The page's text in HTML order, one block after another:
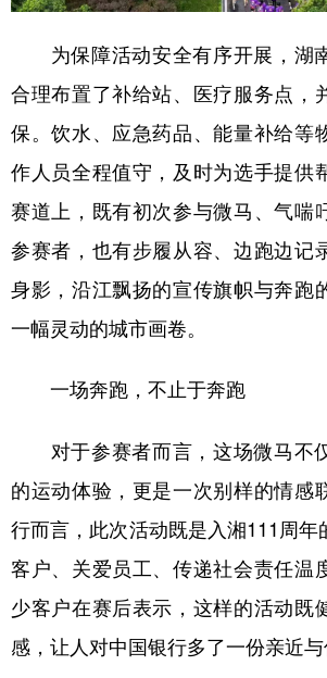
为保障活动安全有序开展，湖
合理布置了补给站、医疗服务点，
保。饮水、应急药品、能量补给等
作人员全程值守，及时为选手提供
赛道上，既有初次参与微马、气喘
参赛者，也有步履从容、边跑边记
身影，沿江飘扬的宣传旗帜与奔跑
一幅灵动的城市画卷。
一场奔跑，不止于奔跑
对于参赛者而言，这场微马不
的运动体验，更是一次别样的情感
行而言，此次活动既是入湘111周
客户、关爱员工、传递社会责任温
少客户在赛后表示，这样的活动既
感，让人对中国银行多了一份亲近与